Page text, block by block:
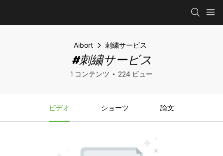
Aibort 刺繍サービス
#刺繍サービス
1 コンテンツ 224 ビュー
ビデオ ショーツ 論文